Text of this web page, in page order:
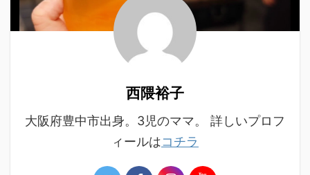
西隈裕子
大阪府豊中市出身。3児のママ。 詳しいプロフ
ィールはコチラ